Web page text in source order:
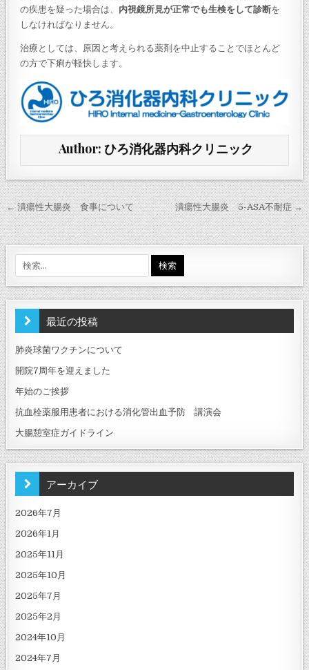
の疾患を疑った場合は、 内視鏡所見が正常でも生検をして診断を
しなければなりません。
治療としては、原因と考えられる薬剤を中止することでほとんど
の方で下痢が軽快します。
Author: ひろ消化器内科クリニック
投
稿
ナ
ビ
ゲ
ー
シ
ョ
ン
← 潰瘍性大腸炎 食事について 潰瘍性大腸炎 5-ASA不耐症 →
索:
最近の投稿
肺炎球菌ワクチンについて
開院7周年を迎えました
年始のご挨拶
抗血栓薬服用患者における消化管出血予防 講演会
大腸憩室症ガイドライン
アーカイブ
2026年7月
2026年1月
2025年11月
2025年10月
2025年7月
2025年2月
2024年10月
2024年7月